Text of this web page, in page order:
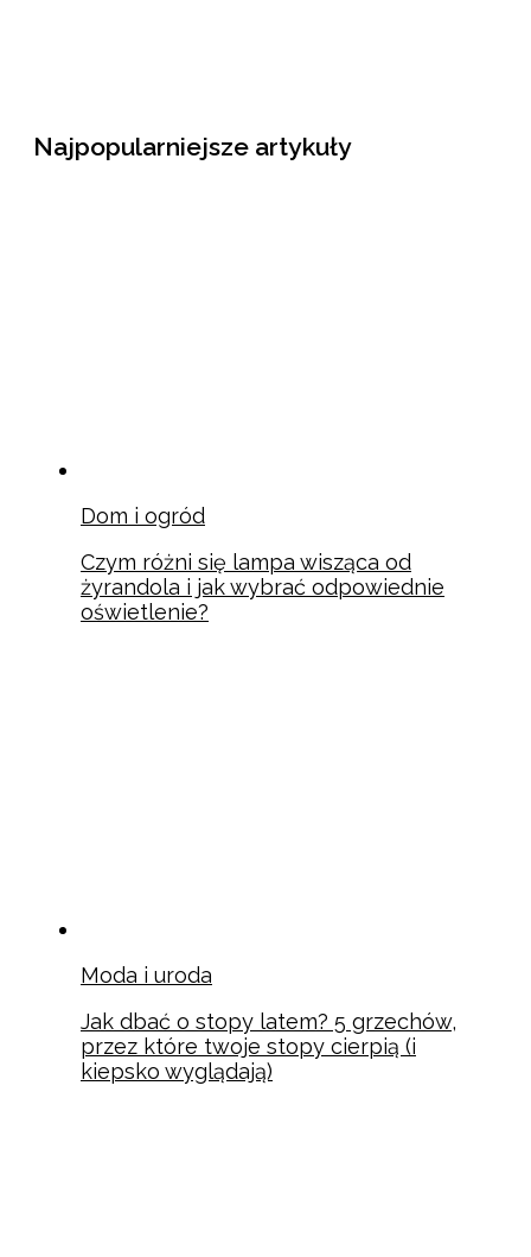
Najpopularniejsze artykuły
Dom i ogród
Czym różni się lampa wisząca od
żyrandola i jak wybrać odpowiednie
oświetlenie?
Moda i uroda
Jak dbać o stopy latem? 5 grzechów,
przez które twoje stopy cierpią (i
kiepsko wyglądają)